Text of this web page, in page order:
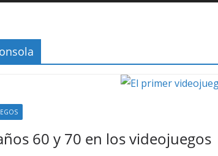
60 y 70 en los videojuegos